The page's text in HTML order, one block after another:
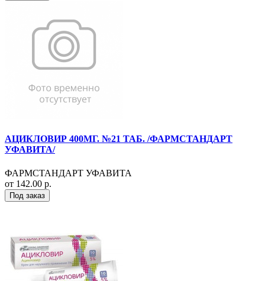
АЦИКЛОВИР 400МГ. №21 ТАБ. /ФАРМСТАНДАРТ
УФАВИТА/
ФАРМСТАНДАРТ УФАВИТА
от 142.00 р.
Под заказ